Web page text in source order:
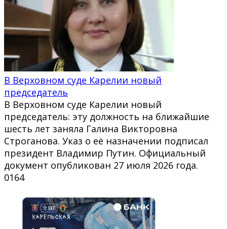
В Верховном суде Карелии новый
председатель
В Верховном суде Карелии новый
председатель: эту должность на ближайшие
шесть лет заняла Галина Викторовна
Строганова. Указ о её назначении подписал
президент Владимир Путин. Официальный
документ опубликован 27 июля 2026 года.
0164